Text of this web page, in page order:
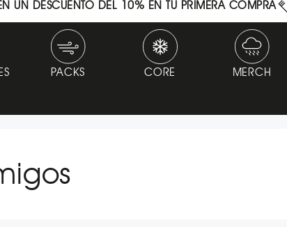
UN DESCUENTO DEL 10% EN TU PRIMERA COMPRA
PACKS CORE MERCH